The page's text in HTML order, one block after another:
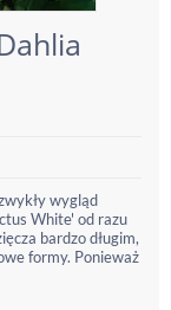
wygląd
White' od razu
bardzo długim,
formy. Ponieważ